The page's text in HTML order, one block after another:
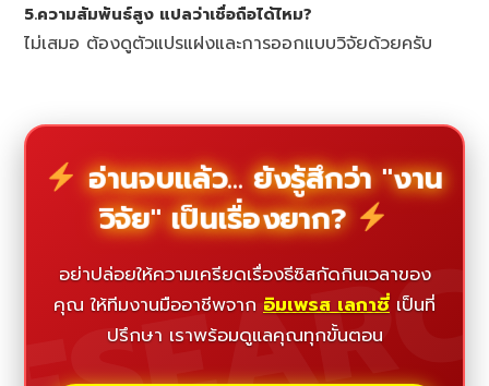
5.ความสัมพันธ์สูง แปลว่าเชื่อถือได้ไหม?
ไม่เสมอ ต้องดูตัวแปรแฝงและการออกแบบวิจัยด้วยครับ
อ่านจบแล้ว... ยังรู้สึกว่า "งาน
วิจัย" เป็นเรื่องยาก?
อย่าปล่อยให้ความเครียดเรื่องธีซิสกัดกินเวลาของ
คุณ ให้ทีมงานมืออาชีพจาก อิมเพรส เลกาซี่ เป็นที่
ปรึกษา เราพร้อมดูแลคุณทุกขั้นตอน